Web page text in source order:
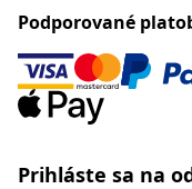
Podporované
Prihláste sa na